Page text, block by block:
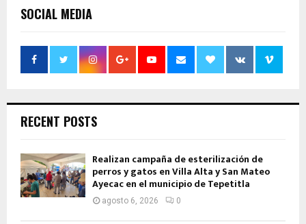
SOCIAL MEDIA
RECENT POSTS
Realizan campaña de esterilización de
perros y gatos en Villa Alta y San Mateo
Ayecac en el municipio de Tepetitla
agosto 6, 2026 0